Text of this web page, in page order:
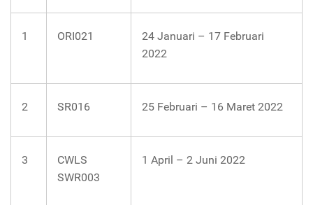
1 ORI021
24 Januari – 17 Februari
2022
2 SR016 25 Februari – 16 Maret 2022
3
CWLS
SWR003
1 April – 2 Juni 2022